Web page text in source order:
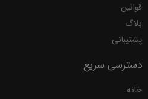
قوانین
بلاگ
پشتیبانی
دسترسی سریع
خانه